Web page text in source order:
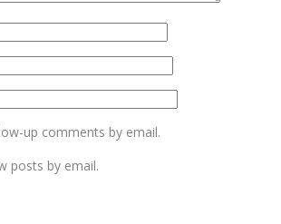
up comments by email.
posts by email.